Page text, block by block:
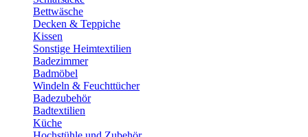
Bettwäsche
Decken & Teppiche
Kissen
Sonstige Heimtextilien
Badezimmer
Badmöbel
Windeln & Feuchttücher
Badezubehör
Badtextilien
Küche